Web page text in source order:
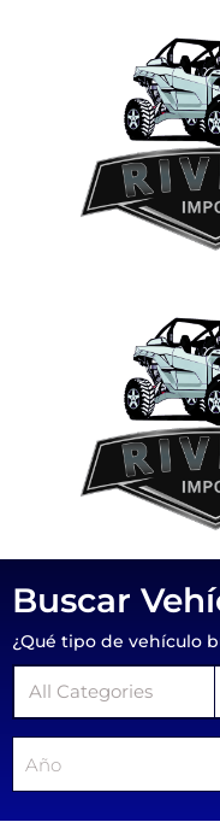
Buscar
¿Qué tipo de vehículo
All Categories